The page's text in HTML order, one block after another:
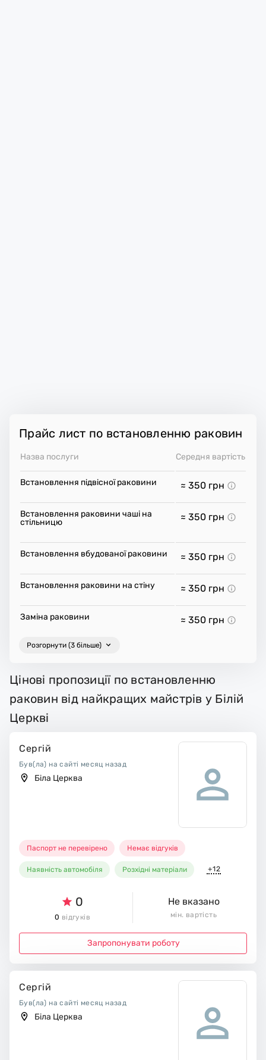
Прайс лист по встановленню раковин
Назва послуги Середня вартість
Встановлення підвісної раковини ≈ 350 грн
Встановлення раковини чаші на
стільницю
≈ 350 грн
Встановлення вбудованої раковини ≈ 350 грн
Встановлення раковини на стіну ≈ 350 грн
Заміна раковини ≈ 350 грн
Розгорнути (3 більше)
Цінові пропозиції по встановленню
раковин від найкращих майстрів у Білій
Церкві
Сергій
Був(ла) на сайті месяц назад
Біла Церква
Паспорт не перевірено Немає відгуків
Наявність автомобіля Розхідні матеріали +12
0
0 відгуків
Не вказано
мін. вартість
Запропонувати роботу
Сергій
Був(ла) на сайті месяц назад
Біла Церква